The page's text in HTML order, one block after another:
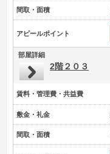
間取・面積
アピールポイント
部屋詳細
2階２０３
賃料・管理費・共益費
敷金・礼金
間取・面積